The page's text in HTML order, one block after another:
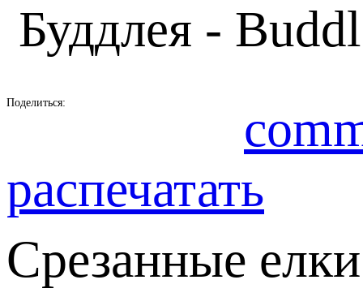
Буддлея -
Поделиться:
распечатать
Срезанные